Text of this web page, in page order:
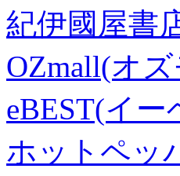
紀伊國屋書
OZmall(オ
eBEST(イー
ホットペッ